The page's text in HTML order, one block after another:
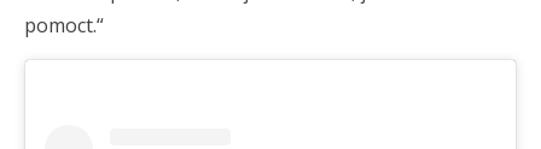
pomoct.“